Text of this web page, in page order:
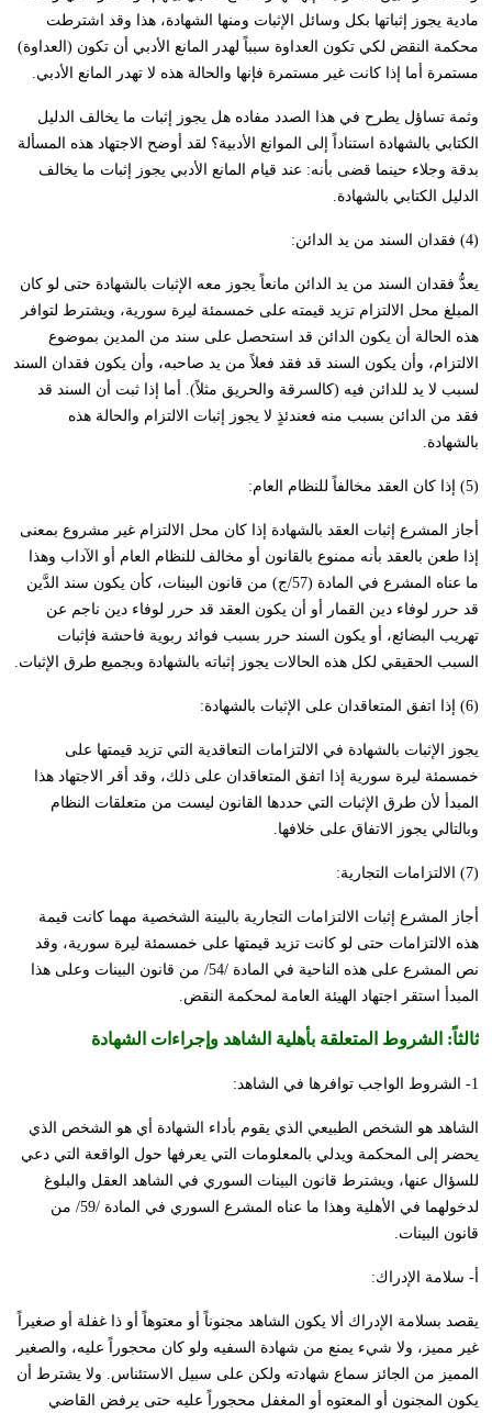
مادية يجوز إثباتها بكل وسائل الإثبات ومنها الشهادة، هذا وقد اشترطت
محكمة النقض لكي تكون العداوة سبباً لهدر المانع الأدبي أن تكون (العداوة)
مستمرة أما إذا كانت غير مستمرة فإنها والحالة هذه لا تهدر المانع الأدبي.
وثمة تساؤل يطرح في هذا الصدد مفاده هل يجوز إثبات ما يخالف الدليل
الكتابي بالشهادة استناداً إلى الموانع الأدبية؟ لقد أوضح الاجتهاد هذه المسألة
بدقة وجلاء حينما قضى بأنه: عند قيام المانع الأدبي يجوز إثبات ما يخالف
الدليل الكتابي بالشهادة.
(4) فقدان السند من يد الدائن:
يعدُّ فقدان السند من يد الدائن مانعاً يجوز معه الإثبات بالشهادة حتى لو كان
المبلغ محل الالتزام تزيد قيمته على خمسمئة ليرة سورية، ويشترط لتوافر
هذه الحالة أن يكون الدائن قد استحصل على سند من المدين بموضوع
الالتزام، وأن يكون السند قد فقد فعلاً من يد صاحبه، وأن يكون فقدان السند
لسبب لا يد للدائن فيه (كالسرقة والحريق مثلاً). أما إذا ثبت أن السند قد
فقد من الدائن بسبب منه فعندئذٍ لا يجوز إثبات الالتزام والحالة هذه
بالشهادة.
(5) إذا كان العقد مخالفاً للنظام العام:
أجاز المشرع إثبات العقد بالشهادة إذا كان محل الالتزام غير مشروع بمعنى
إذا طعن بالعقد بأنه ممنوع بالقانون أو مخالف للنظام العام أو الآداب وهذا
ما عناه المشرع في المادة (57/ج) من قانون البينات، كأن يكون سند الدَّين
قد حرر لوفاء دين القمار أو أن يكون العقد قد حرر لوفاء دين ناجم عن
تهريب البضائع، أو يكون السند حرر بسبب فوائد ربوية فاحشة فإثبات
السبب الحقيقي لكل هذه الحالات يجوز إثباته بالشهادة وبجميع طرق الإثبات.
(6) إذا اتفق المتعاقدان على الإثبات بالشهادة:
يجوز الإثبات بالشهادة في الالتزامات التعاقدية التي تزيد قيمتها على
خمسمئة ليرة سورية إذا اتفق المتعاقدان على ذلك، وقد أقر الاجتهاد هذا
المبدأ لأن طرق الإثبات التي حددها القانون ليست من متعلقات النظام
وبالتالي يجوز الاتفاق على خلافها.
(7) الالتزامات التجارية:
أجاز المشرع إثبات الالتزامات التجارية بالبينة الشخصية مهما كانت قيمة
هذه الالتزامات حتى لو كانت تزيد قيمتها على خمسمئة ليرة سورية، وقد
نص المشرع على هذه الناحية في المادة /54/ من قانون البينات وعلى هذا
المبدأ استقر اجتهاد الهيئة العامة لمحكمة النقض.
ثالثاً: الشروط المتعلقة بأهلية الشاهد وإجراءات الشهادة
1- الشروط الواجب توافرها في الشاهد:
الشاهد هو الشخص الطبيعي الذي يقوم بأداء الشهادة أي هو الشخص الذي
يحضر إلى المحكمة ويدلي بالمعلومات التي يعرفها حول الواقعة التي دعي
للسؤال عنها، ويشترط قانون البينات السوري في الشاهد العقل والبلوغ
لدخولهما في الأهلية وهذا ما عناه المشرع السوري في المادة /59/ من
قانون البينات.
أ- سلامة الإدراك:
يقصد بسلامة الإدراك ألا يكون الشاهد مجنوناً أو معتوهاً أو ذا غفلة أو صغيراً
غير مميز، ولا شيء يمنع من شهادة السفيه ولو كان محجوراً عليه، والصغير
المميز من الجائز سماع شهادته ولكن على سبيل الاستئناس. ولا يشترط أن
يكون المجنون أو المعتوه أو المغفل محجوراً عليه حتى يرفض القاضي